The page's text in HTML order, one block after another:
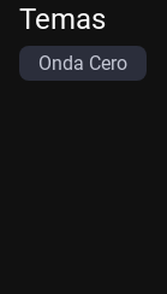
Temas
Onda Cero